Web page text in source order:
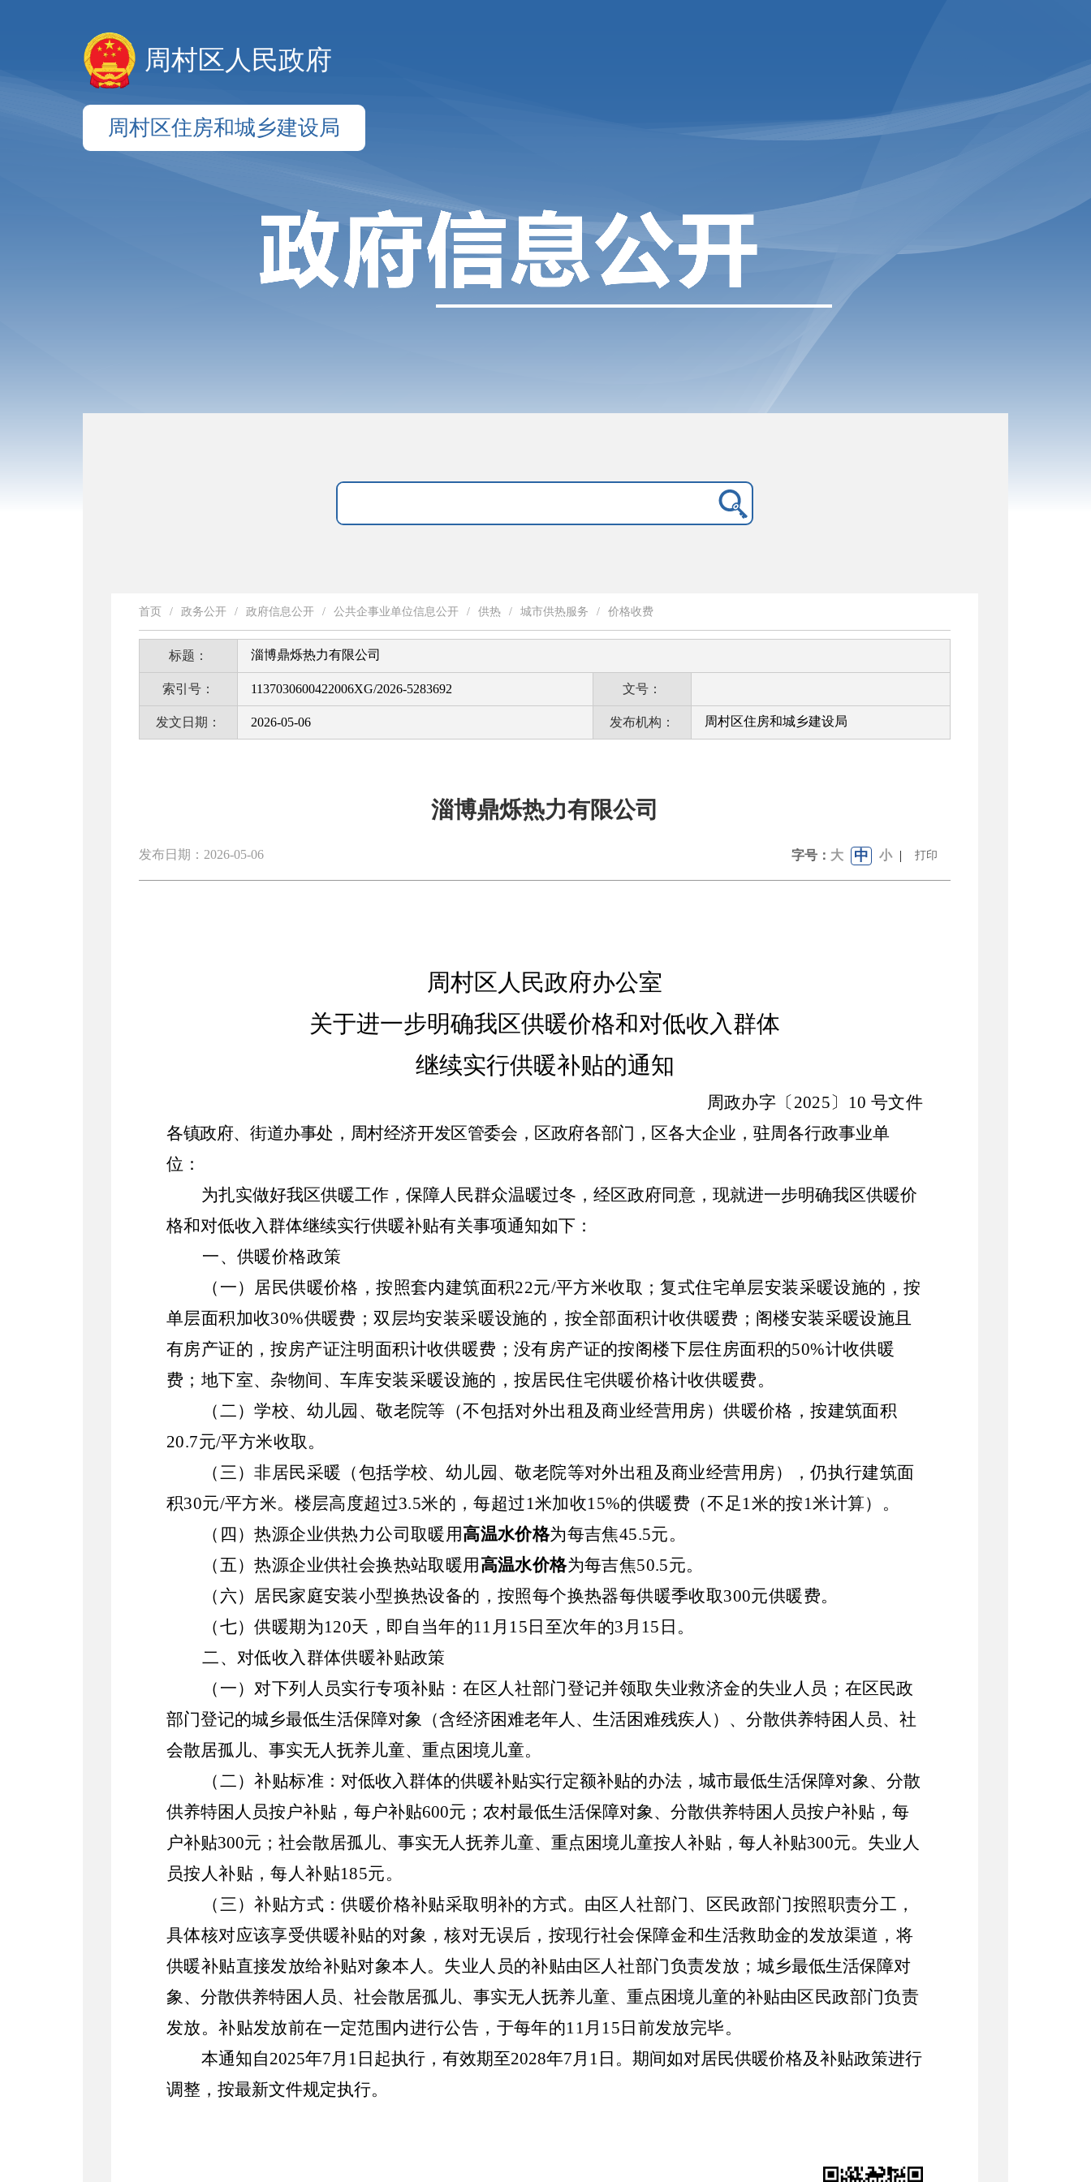
周村区人民政府
周村区住房和城乡建设局
首页 / 政务公开 / 政府信息公开 / 公共企事业单位信息公开 / 供热 / 城市供热服务 / 价格收费
标题： 淄博鼎烁热力有限公司
索引号： 1137030600422006XG/2026-5283692 文号：
发文日期： 2026-05-06 发布机构： 周村区住房和城乡建设局
淄博鼎烁热力有限公司
发布日期：2026-05-06 字号： 大 中 小 | 打印
周村区人民政府办公室
关于进一步明确我区供暖价格和对低收入群体
继续实行供暖补贴的通知
周政办字〔 2025〕 10 号文件
各镇政府、街道办事处，周村经济开发区管委会，区政府各部门， 区各大企业，驻周各行政事业单
位 ：
为扎实做好我区供暖工作，保障人民群众温暖过冬，经区政府同意，现就进一步明确我区供暖价
格和对低收入群体继续实行供暖补贴有关事项通知如下：
一、供暖价格政策
（一）居民供暖价格，按照套内建筑面积22元/平方米收取；复式住宅单层安装采暖设施的，按
单层面积加收30%供暖费；双层均安装采暖设施的，按全部面积计收供暖费；阁楼安装采暖设施且
有房产证的，按房产证注明面积计收供暖费；没有房产证的按阁楼下层住房面积的50%计收供暖
费；地下室、杂物间、车库安装采暖设施的，按居民住宅供暖价格计收供暖费。
（二）学校、幼儿园、敬老院等（不包括对外出租及商业经营用房）供暖价格，按建筑面积
20.7元/平方米收取。
（三）非居民采暖（包括学校、幼儿园、敬老院等对外出租及商业经营用房），仍执行建筑面
积30元/平方米。楼层高度超过3.5米的，每超过1米加收15%的供暖费（不足 1米的按1米计算）。
（四）热源企业供热力公司取暖用高温水价格为每吉焦45.5元。
（五）热源企业供社会换热站取暖用高温水价格为每吉焦50.5元。
（六）居民家庭安装小型换热设备的，按照每个换热器每供暖季收取300元供暖费。
（七）供暖期为120天，即自当年的11 月 15 日至次年的3 月 15 日。
二、对低收入群体供暖补贴政策
（一）对下列人员实行专项补贴：在区人社部门登记并领取失业救济金的失业人员；在区民政
部门登记的城乡最低生活保障对象（含经济困难老年人、生活困难残疾人）、分散供养特困人员、社
会散居孤儿、事实无人抚养儿童、重点困境儿童。
（二）补贴标准：对低收入群体的供暖补贴实行定额补贴的办法，城市最低生活保障对象、分散
供养特困人员按户补贴，每户补贴600元；农村最低生活保障对象、分散供养特困人员按户补贴，每
户补贴300元；社会散居孤儿、事实无人抚养儿童、重点困境儿童按人补贴，每人补贴300元。 失业人
员按人补贴，每人补贴185元。
（三）补贴方式：供暖价格补贴采取明补的方式。由区人社部门、区民政部门按照职责分工，
具体核对应该享受供暖补贴的对象，核对无误后，按现行社会保障金和生活救助金的发放渠道，将
供暖补贴直接发放给补贴对象本人。失业人员的补贴由区人社部门负责发放； 城乡最低生活保障对
象、分散供养特困人员、社会散居孤儿、事实无人抚养儿童、重点困境儿童的补贴由区民政部门负责
发放。补贴发放前在一定范围内进行公告，于每年的11月 15 日前发放完毕。
本通知自2025年7月 1 日起执行，有效期至2028年7月 1 日。期间如对居民供暖价格及补贴政策进行
调整，按最新文件规定执行。